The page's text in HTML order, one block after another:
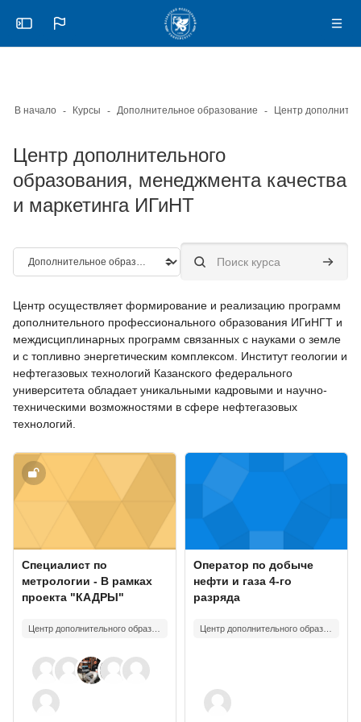
Перейти к основному содержанию
Откройте боковую панель
В начало Курсы Дополнительное образование
Центр дополнительного
образования, менеджмента качества
и маркетинга ИГиНТ
Категории курсов Поиск курса Поиск
Центр осуществляет формирование и реализацию программ
дополнительного профессионального образования ИГиНГТ и
междисциплинарных программ связанных с науками о земле
и с топливно энергетическим комплексом. Институт геологии и
нефтегазовых технологий Казанского федерального
университета обладает уникальными кадровыми и научно-
техническими возможностями в сфере нефтегазовых
технологий.
Изображение курса" Специалист по метрологии - В рамках
Изображение курса
Название курса
Специалист по
метрологии - В рамках
проекта "КАДРЫ"
Изображение курса" Оператор
Изображение курса
Название курса
Оператор по добыче
нефти и газа 4-го
разряда